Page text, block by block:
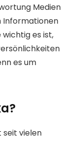
Medien
Informationen
es ist,
es um
seit vielen